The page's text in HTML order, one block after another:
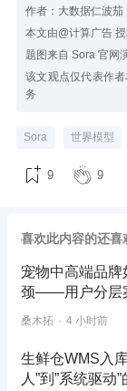
作者：大数据仁波茄
本文由@计算广告
题图来自 Sora 官网
该文观点仅代表作
务
Sora 世界模型
9 9
喜欢此内容的还喜
宠物中高端品
颈——用户分层
桑木拓 4 小时前
生鲜仓WMS入
人”到”系统驱动